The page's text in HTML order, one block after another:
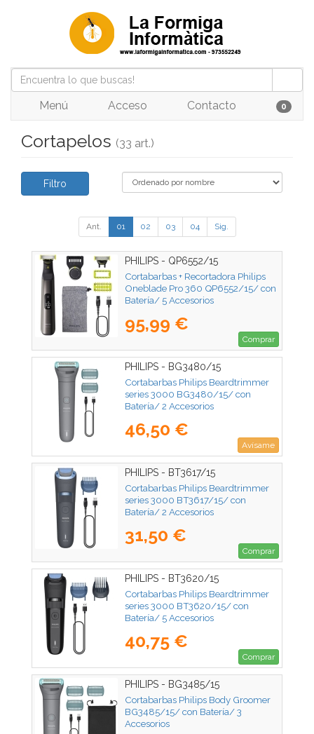
Menú Acceso Contacto 0
Cortapelos (33 art.)
Filtro
Ant. 01 02 03 04 Sig.
PHILIPS - QP6552/15
Cortabarbas + Recortadora Philips
Oneblade Pro 360 QP6552/15/ con
Batería/ 5 Accesorios
95,99 €
Comprar
PHILIPS - BG3480/15
Cortabarbas Philips Beardtrimmer
series 3000 BG3480/15/ con
Batería/ 2 Accesorios
46,50 €
Avísame
PHILIPS - BT3617/15
Cortabarbas Philips Beardtrimmer
series 3000 BT3617/15/ con
Batería/ 2 Accesorios
31,50 €
Comprar
PHILIPS - BT3620/15
Cortabarbas Philips Beardtrimmer
series 3000 BT3620/15/ con
Batería/ 5 Accesorios
40,75 €
Comprar
PHILIPS - BG3485/15
Cortabarbas Philips Body Groomer
BG3485/15/ con Batería/ 3
Accesorios